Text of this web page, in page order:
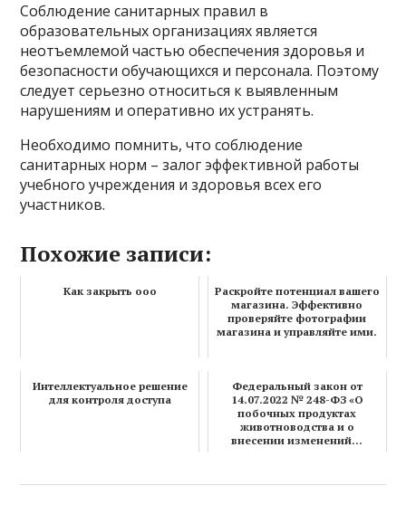
Соблюдение санитарных правил в
образовательных организациях является
неотъемлемой частью обеспечения здоровья и
безопасности обучающихся и персонала. Поэтому
следует серьезно относиться к выявленным
нарушениям и оперативно их устранять.
Необходимо помнить, что соблюдение
санитарных норм – залог эффективной работы
учебного учреждения и здоровья всех его
участников.
Похожие записи:
Как закрыть ооо
Раскройте потенциал вашего
магазина. Эффективно
проверяйте фотографии
магазина и управляйте ими.
Интеллектуальное решение
для контроля доступа
Федеральный закон от
14.07.2022 № 248-ФЗ «О
побочных продуктах
животноводства и о
внесении изменений...